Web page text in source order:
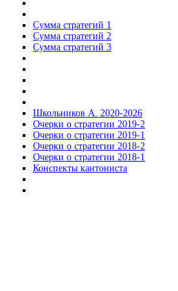
Сумма стратегий 1
Сумма стратегий 2
Сумма стратегий 3
Школьников А. 2020-2026
Очерки о стратегии 2019-2
Очерки о стратегии 2019-1
Очерки о стратегии 2018-2
Очерки о стратегии 2018-1
Конспекты кантониста